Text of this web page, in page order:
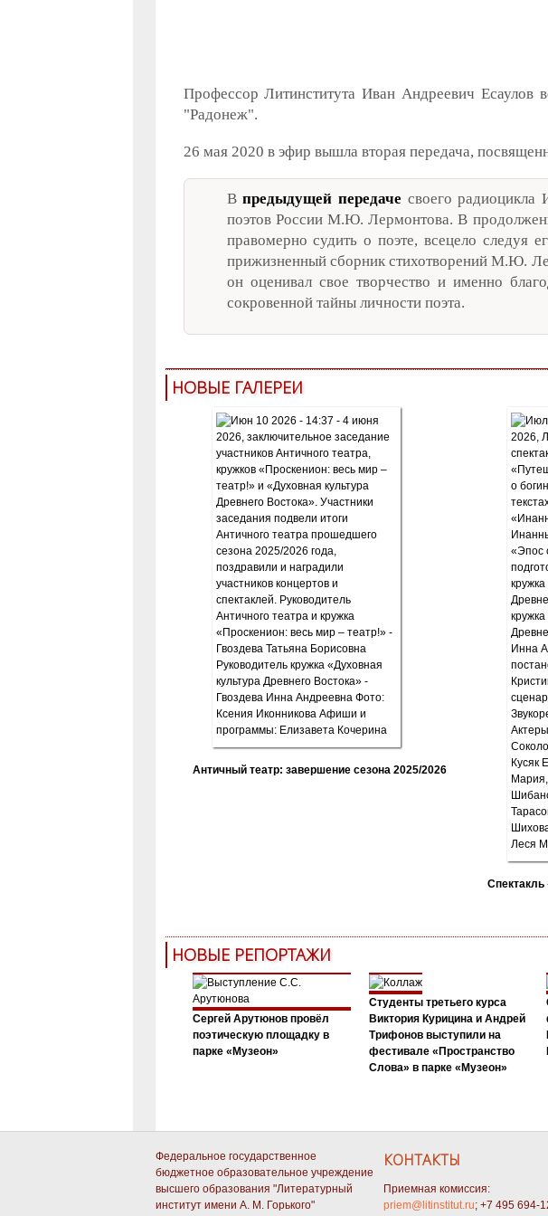
Профессор Литинститута Иван Андреевич Есаулов
"Радонеж".
26 мая 2020 в эфир вышла вторая передача,
Впредыдущей передаче своего радиоцикла
поэтов России М.Ю. Лермонтова. В
правомерно судить о поэте, всецело следуя
прижизненный сборник стихотворений М.Ю.
он оценивал свое творчество и именно
сокровенной тайны личности поэта.
НОВЫЕ ГАЛЕРЕИ
Античный театр: завершение сезона 2025/2026
НОВЫЕ РЕПОРТАЖИ
Сергей Арутюнов провёл
поэтическую площадку в
парке «Музеон»
Студенты третьего курса
Виктория Курицина и Андрей
Трифонов выступили на
фестивале «Пространство
Слова» в парке «Музеон»
Федеральное государственное
бюджетное образовательное учреждение
высшего образования "Литературный
институт имени А. М. Горького"
КОНТАКТЫ
Приемная комиссия:
priem@litinstitut.ru; +7 495 694-